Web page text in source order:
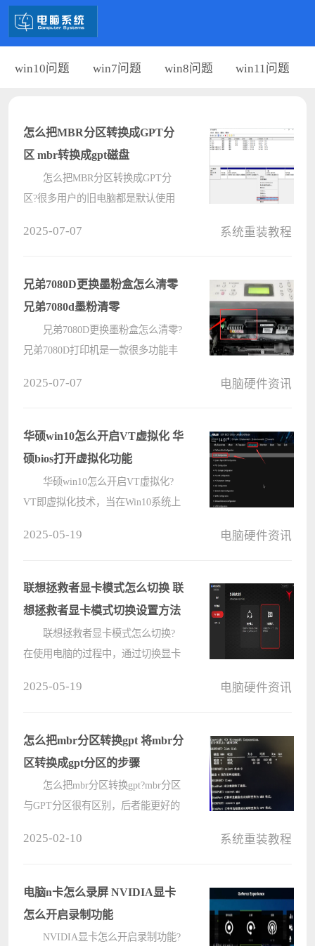
win10问题 win7问题 win8问题 win11问题
怎么把MBR分区转换成GPT分
区 mbr转换成gpt磁盘
怎么把MBR分区转换成GPT分
区?很多用户的旧电脑都是默认使用
安全启动和硬件加密等功能，那要怎
么把MBR分????
2025-07-07 系统重装教程
兄弟7080D更换墨粉盒怎么清零
兄弟7080d墨粉清零
兄弟7080D更换墨粉盒怎么清零?
兄弟7080D打印机是一款很多功能丰
之家小编给大家分享的兄弟7080d墨
粉清????
2025-07-07 电脑硬件资讯
华硕win10怎么开启VT虚拟化 华
硕bios打开虚拟化功能
华硕win10怎么开启VT虚拟化?
VT即虚拟化技术，当在Win10系统上
的用户应该怎么开启呢?电脑系统之
家小编????
2025-05-19 电脑硬件资讯
联想拯救者显卡模式怎么切换 联
想拯救者显卡模式切换设置方法
联想拯救者显卡模式怎么切换?
在使用电脑的过程中，通过切换显卡
脑中，要怎么切换显卡模式呢?电脑
系统????
2025-05-19 电脑硬件资讯
怎么把mbr分区转换gpt 将mbr分
区转换成gpt分区的步骤
怎么把mbr分区转换gpt?mbr分区
与GPT分区很有区别，后者能更好的
家分享的将mbr分区转换成gpt分区的
步骤????
2025-02-10 系统重装教程
电脑n卡怎么录屏 NVIDIA显卡
怎么开启录制功能
NVIDIA显卡怎么开启录制功能?